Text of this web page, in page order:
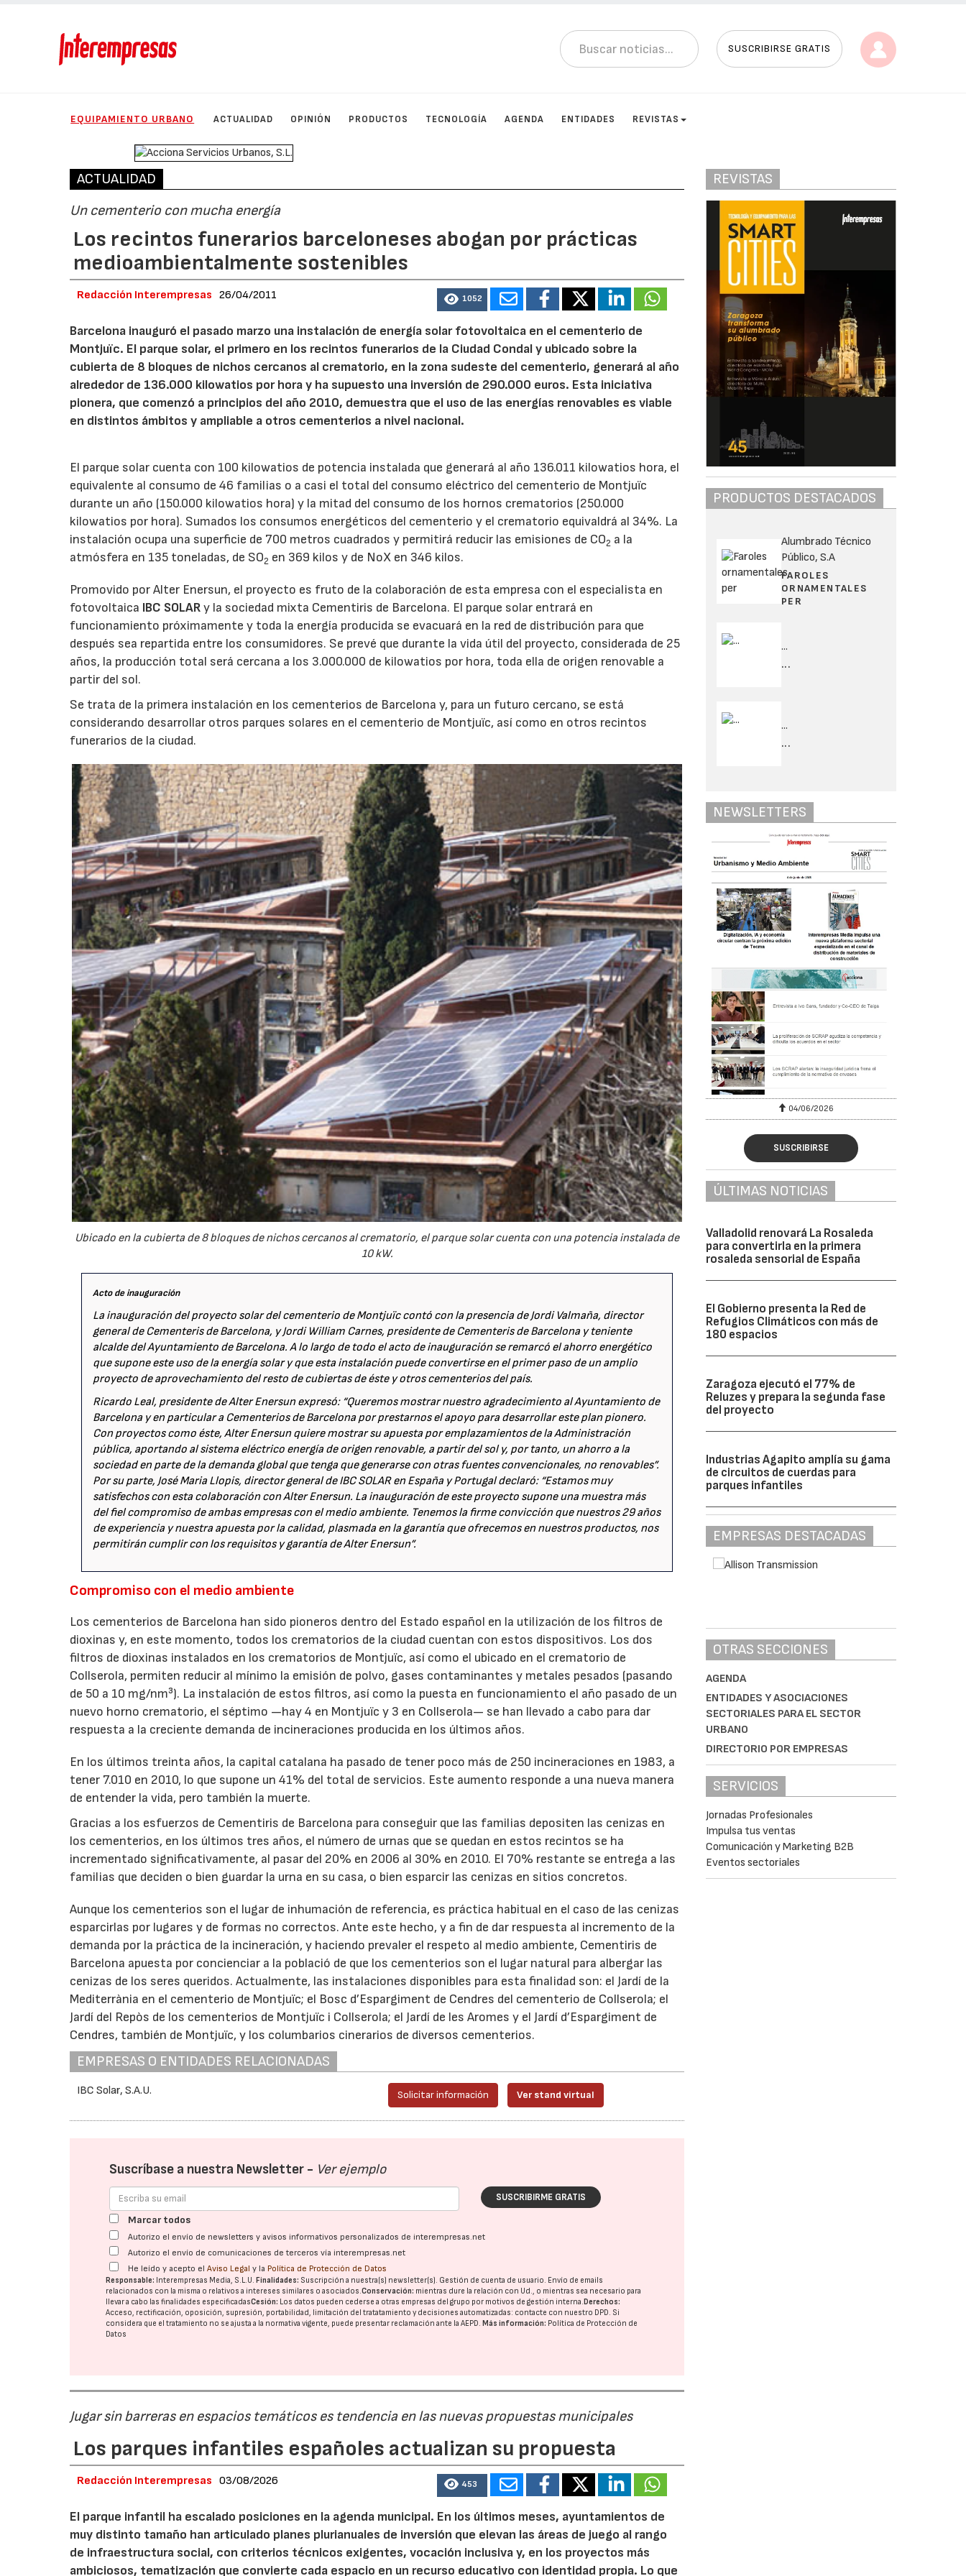
SUSCRIBIRSE GRATIS
EQUIPAMIENTO URBANO ACTUALIDAD OPINIÓN PRODUCTOS TECNOLOGÍA AGENDA ENTIDADES REVISTAS
ACTUALIDAD
Un cementerio con mucha energía
Los recintos funerarios barceloneses abogan por prácticas
medioambientalmente sostenibles
Redacción Interempresas 26/04/2011 1052
Barcelona inauguró el pasado marzo una instalación de energía solar fotovoltaica en el cementerio de
Montjuïc. El parque solar, el primero en los recintos funerarios de la Ciudad Condal y ubicado sobre la
cubierta de 8 bloques de nichos cercanos al crematorio, en la zona sudeste del cementerio, generará al año
alrededor de 136.000 kilowatios por hora y ha supuesto una inversión de 290.000 euros. Esta iniciativa
pionera, que comenzó a principios del año 2010, demuestra que el uso de las energías renovables es viable
en distintos ámbitos y ampliable a otros cementerios a nivel nacional.
El parque solar cuenta con 100 kilowatios de potencia instalada que generará al año 136.011 kilowatios hora, el
equivalente al consumo de 46 familias o a casi el total del consumo eléctrico del cementerio de Montjuïc
durante un año (150.000 kilowatios hora) y la mitad del consumo de los hornos crematorios (250.000
kilowatios por hora). Sumados los consumos energéticos del cementerio y el crematorio equivaldrá al 34%. La
instalación ocupa una superficie de 700 metros cuadrados y permitirá reducir las emisiones de CO2 a la
atmósfera en 135 toneladas, de SO2 en 369 kilos y de NoX en 346 kilos.
Promovido por Alter Enersun, el proyecto es fruto de la colaboración de esta empresa con el especialista en
fotovoltaica IBC SOLARy la sociedad mixta Cementiris de Barcelona. El parque solar entrará en
funcionamiento próximamente y toda la energía producida se evacuará en la red de distribución para que
después sea repartida entre los consumidores. Se prevé que durante la vida útil del proyecto, considerada de 25
años, la producción total será cercana a los 3.000.000 de kilowatios por hora, toda ella de origen renovable a
partir del sol.
Se trata de la primera instalación en los cementerios de Barcelona y, para un futuro cercano, se está
considerando desarrollar otros parques solares en el cementerio de Montjuïc, así como en otros recintos
funerarios de la ciudad.
Ubicado en la cubierta de 8 bloques de nichos cercanos al crematorio, el parque solar cuenta con una potencia instalada de
10 kW.
Acto de inauguración
La inauguración del proyecto solar del cementerio de Montjuïc contó con la presencia de Jordi Valmaña, director
general de Cementeris de Barcelona, y Jordi William Carnes, presidente de Cementeris de Barcelona y teniente
alcalde del Ayuntamiento de Barcelona. A lo largo de todo el acto de inauguración se remarcó el ahorro energético
que supone este uso de la energía solar y que esta instalación puede convertirse en el primer paso de un amplio
proyecto de aprovechamiento del resto de cubiertas de éste y otros cementerios del país.
Ricardo Leal, presidente de Alter Enersun expresó: “Queremos mostrar nuestro agradecimiento al Ayuntamiento de
Barcelona y en particular a Cementerios de Barcelona por prestarnos el apoyo para desarrollar este plan pionero.
Con proyectos como éste, Alter Enersun quiere mostrar su apuesta por emplazamientos de la Administración
pública, aportando al sistema eléctrico energía de origen renovable, a partir del sol y, por tanto, un ahorro a la
sociedad en parte de la demanda global que tenga que generarse con otras fuentes convencionales, no renovables”.
Por su parte, José Maria Llopis, director general de IBC SOLAR en España y Portugal declaró: “Estamos muy
satisfechos con esta colaboración con Alter Enersun. La inauguración de este proyecto supone una muestra más
del fiel compromiso de ambas empresas con el medio ambiente. Tenemos la firme convicción que nuestros 29 años
de experiencia y nuestra apuesta por la calidad, plasmada en la garantía que ofrecemos en nuestros productos, nos
permitirán cumplir con los requisitos y garantía de Alter Enersun”.
Compromiso con el medio ambiente
Los cementerios de Barcelona han sido pioneros dentro del Estado español en la utilización de los filtros de
dioxinas y, en este momento, todos los crematorios de la ciudad cuentan con estos dispositivos. Los dos
filtros de dioxinas instalados en los crematorios de Montjuïc, así como el ubicado en el crematorio de
Collserola, permiten reducir al mínimo la emisión de polvo, gases contaminantes y metales pesados (pasando
de 50 a 10 mg/nm³). La instalación de estos filtros, así como la puesta en funcionamiento el año pasado de un
nuevo horno crematorio, el séptimo —hay 4 en Montjuïc y 3 en Collserola— se han llevado a cabo para dar
respuesta a la creciente demanda de incineraciones producida en los últimos años.
En los últimos treinta años, la capital catalana ha pasado de tener poco más de 250 incineraciones en 1983, a
tener 7.010 en 2010, lo que supone un 41% del total de servicios. Este aumento responde a una nueva manera
de entender la vida, pero también la muerte.
Gracias a los esfuerzos de Cementiris de Barcelona para conseguir que las familias depositen las cenizas en
los cementerios, en los últimos tres años, el número de urnas que se quedan en estos recintos se ha
incrementado significativamente, al pasar del 20% en 2006 al 30% en 2010. El 70% restante se entrega a las
familias que deciden o bien guardar la urna en su casa, o bien esparcir las cenizas en sitios concretos.
Aunque los cementerios son el lugar de inhumación de referencia, es práctica habitual en el caso de las cenizas
esparcirlas por lugares y de formas no correctos. Ante este hecho, y a fin de dar respuesta al incremento de la
demanda por la práctica de la incineración, y haciendo prevaler el respeto al medio ambiente, Cementiris de
Barcelona apuesta por concienciar a la població de que los cementerios son el lugar natural para albergar las
cenizas de los seres queridos. Actualmente, las instalaciones disponibles para esta finalidad son: el Jardí de la
Mediterrània en el cementerio de Montjuïc; el Bosc d’Espargiment de Cendres del cementerio de Collserola; el
Jardí del Repòs de los cementerios de Montjuïc i Collserola; el Jardí de les Aromes y el Jardí d’Espargiment de
Cendres, también de Montjuïc, y los columbarios cinerarios de diversos cementerios.
EMPRESAS O ENTIDADES RELACIONADAS
IBC Solar, S.A.U. Solicitar información Ver stand virtual
Suscríbase a nuestra Newsletter - Ver ejemplo
SUSCRIBIRME GRATIS
Marcar todos
Autorizo el envío de newsletters y avisos informativos personalizados de interempresas.net
Autorizo el envío de comunicaciones de terceros vía interempresas.net
He leído y acepto elAviso Legal y la Política de Protección de Datos
Responsable: Interempresas Media, S.L.U.Finalidades: Suscripción a nuestra(s) newsletter(s). Gestión de cuenta de usuario. Envío de emails
relacionados con la misma o relativos a intereses similares o asociados.Conservación: mientras dure la relación con Ud., o mientras sea necesario para
llevar a cabo las finalidades especificadasCesión: Los datos pueden cederse a otras empresas del grupo por motivos de gestión interna.Derechos:
Acceso, rectificación, oposición, supresión, portabilidad, limitación del tratatamiento y decisiones automatizadas: contacte con nuestro DPD . Si
considera que el tratamiento no se ajusta a la normativa vigente, puede presentar reclamación ante laAEPD .Más información: Política de Protección de
Datos
Jugar sin barreras en espacios temáticos es tendencia en las nuevas propuestas municipales
Los parques infantiles españoles actualizan su propuesta
Redacción Interempresas 03/08/2026 453
El parque infantil ha escalado posiciones en la agenda municipal. En los últimos meses, ayuntamientos de
muy distinto tamaño han articulado planes plurianuales de inversión que elevan las áreas de juego al rango
de infraestructura social, con criterios técnicos exigentes, vocación inclusiva y, en los proyectos más
ambiciosos, tematización que convierte cada espacio en un recurso educativo con identidad propia. Lo que
REVISTAS
PRODUCTOS DESTACADOS
Alumbrado Técnico
Público, S.A
FAROLES
ORNAMENTALES
PER
...
...
...
...
NEWSLETTERS
04/06/2026 02/07/2026 04/06/2026
SUSCRIBIRSE
ÚLTIMAS NOTICIAS
Valladolid renovará La Rosaleda
para convertirla en la primera
rosaleda sensorial de España
El Gobierno presenta la Red de
Refugios Climáticos con más de
180 espacios
Zaragoza ejecutó el 77% de
Reluzes y prepara la segunda fase
del proyecto
Industrias Agapito amplía su gama
de circuitos de cuerdas para
parques infantiles
EMPRESAS DESTACADAS
OTRAS SECCIONES
AGENDA
ENTIDADES Y ASOCIACIONES
SECTORIALES PARA EL SECTOR
URBANO
DIRECTORIO POR EMPRESAS
SERVICIOS
Jornadas Profesionales
Impulsa tus ventas
Comunicación y Marketing B2B
Eventos sectoriales